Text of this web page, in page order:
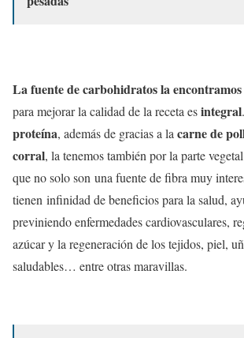
La fuente de carbohidratos la
para mejorar la calidad de la receta esintegral
proteína, además de gracias a la carne de
corral, la tenemos también por la parte vegetal
que no solo son una fuente de fibra muy
tienen infinidad de beneficios para la salud,
previniendo enfermedades cardiovasculares,
azúcar y la regeneración de los tejidos, piel,
saludables… entre otras maravillas.